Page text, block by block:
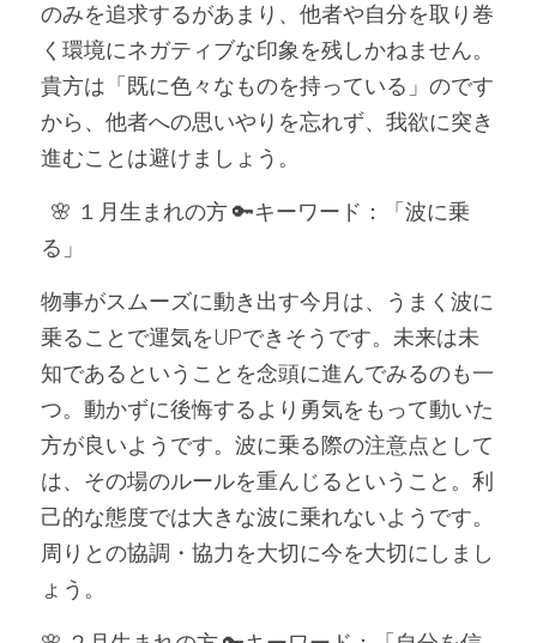
のみを追求するがあまり、他者や自分を取り巻
く環境にネガティブな印象を残しかねません。
貴方は「既に色々なものを持っている」のです
から、他者への思いやりを忘れず、我欲に突き
進むことは避けましょう。
る」
物事がスムーズに動き出す今月は、うまく波に
乗ることで運気をUPできそうです。未来は未
知であるということを念頭に進んでみるのも一
つ。動かずに後悔するより勇気をもって動いた
方が良いようです。波に乗る際の注意点として
は、その場のルールを重んじるということ。利
己的な態度では大きな波に乗れないようです。
周りとの協調・協力を大切に今を大切にしまし
ょう。